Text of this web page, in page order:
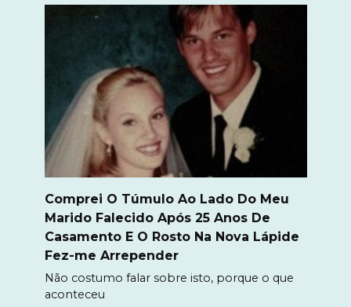
Comprei O Túmulo Ao Lado Do Meu
Marido Falecido Após 25 Anos De
Casamento E O Rosto Na Nova Lápide
Fez-me Arrepender
Não costumo falar sobre isto, porque o que
aconteceu